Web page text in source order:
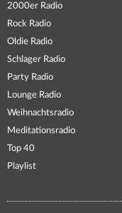
2000er Radio
Rock Radio
Oldie Radio
Schlager Radio
Party Radio
Lounge Radio
Weihnachtsradio
Meditationsradio
Top 40
Playlist